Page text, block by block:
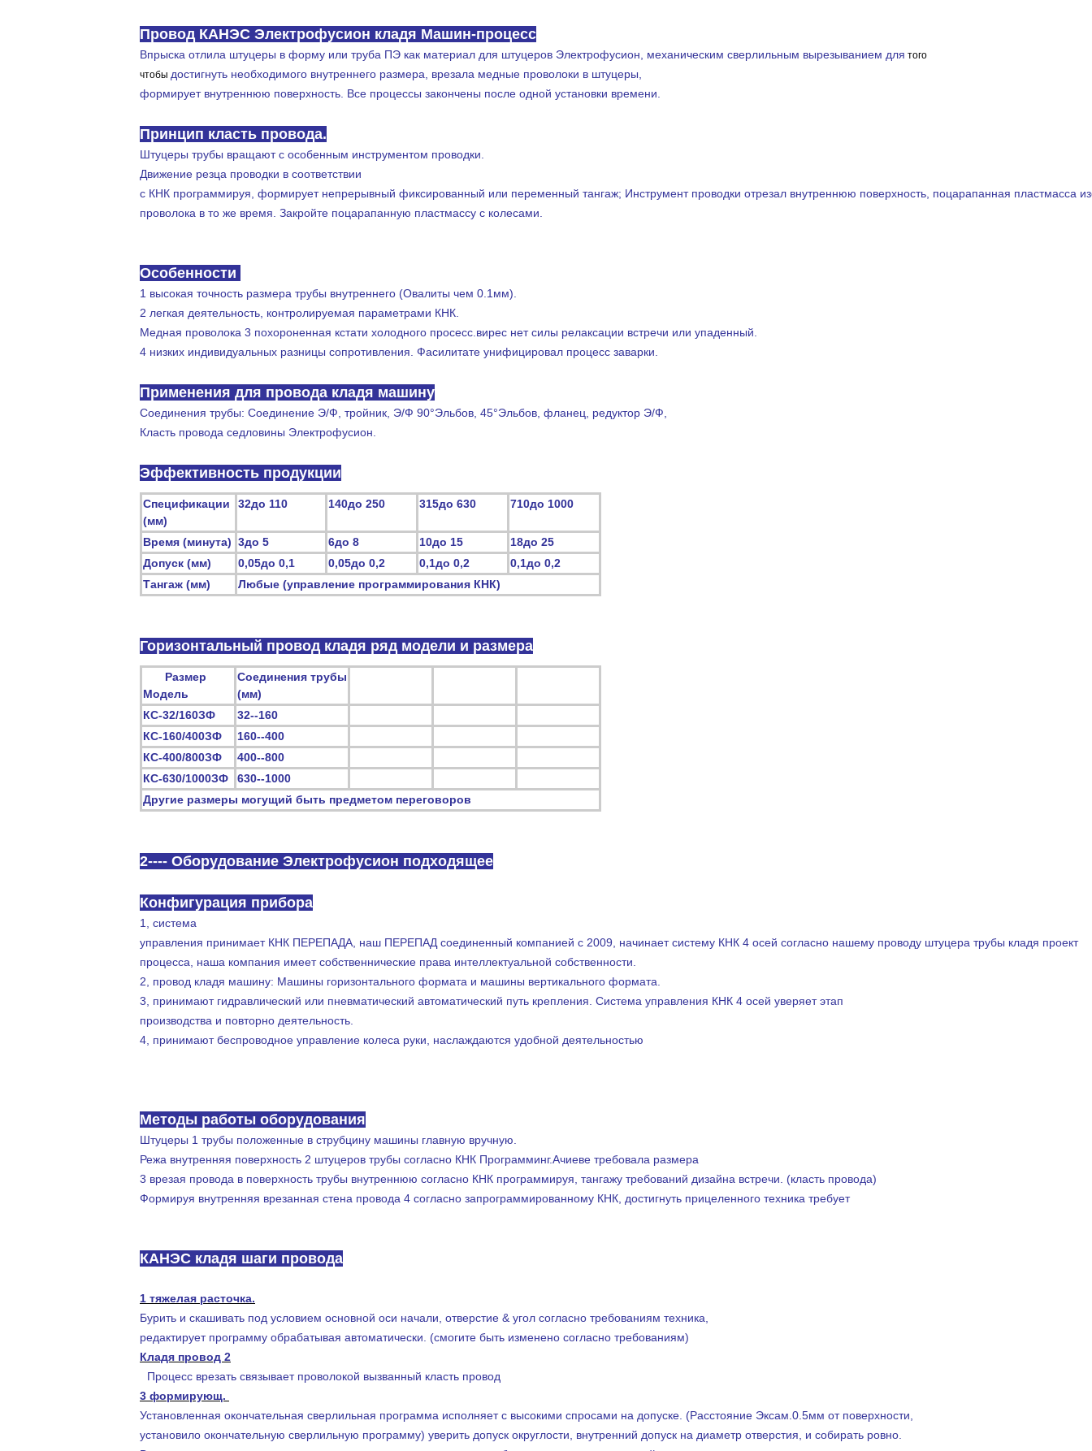
Провод КАНЭС Электрофусион кладя Машин-процесс
Впрыска отлила штуцеры в форму или труба ПЭ как материал для штуцеров Электрофусион, механическим сверлильным вырезыванием для того
чтобы достигнуть необходимого внутреннего размера, врезала медные проволоки в штуцеры,
формирует внутреннюю поверхность. Все процессы закончены после одной установки времени.
Принцип класть провода.
Штуцеры трубы вращают с особенным инструментом проводки.
Движение резца проводки в соответствии
с КНК программируя, формирует непрерывный фиксированный или переменный тангаж; Инструмент проводки отрезал внутреннюю поверхность, поцарапанная пластмасса
проволока в то же время. Закройте поцарапанную пластмассу с колесами.
Особенности
1 высокая точность размера трубы внутреннего (Овалиты чем 0.1мм).
2 легкая деятельность, контролируемая параметрами КНК.
Медная проволока 3 похороненная кстати холодного просесс.вирес нет силы релаксации встречи или упаденный.
4 низких индивидуальных разницы сопротивления. Фасилитате унифицировал процесс заварки.
Применения для провода кладя машину
Соединения трубы: Соединение Э/Ф, тройник, Э/Ф 90°Эльбов, 45°Эльбов, фланец, редуктор Э/Ф,
Класть провода седловины Электрофусион.
Эффективность продукции
Спецификации
(мм)
32до 110 140до 250 315до 630 710до 1000
Время (минута) 3до 5 6до 8 10до 15
18до 25
Допуск (мм) 0,05до 0,1 0,05до 0,2 0,1до 0,2
0,1до 0,2
Тангаж (мм) Любые (управление программирования КНК)
Горизонтальный провод кладя ряд модели и размера
Размер
Модель
Соединения трубы
(мм)
КС-32/160ЗФ
32--160
КС-160/400ЗФ
160--400
КС-400/800ЗФ
400--800
КС-630/1000ЗФ
630--1000
Другие размеры могущий быть предметом переговоров
2---- Оборудование Электрофусион подходящее
Конфигурация прибора
1, система
управления принимает КНК ПЕРЕПАДА, наш ПЕРЕПАД соединенный компанией с 2009, начинает систему КНК 4 осей согласно нашему проводу штуцера трубы кладя проект
процесса, наша компания имеет собственнические права интеллектуальной собственности.
2, провод кладя машину: Машины горизонтального формата и машины вертикального формата.
3, принимают гидравлический или пневматический автоматический путь крепления. Система управления КНК 4 осей уверяет этап
производства и повторно деятельность.
4, принимают беспроводное управление колеса руки, наслаждаются удобной деятельностью
Методы работы оборудования
Штуцеры 1 трубы положенные в струбцину машины главную вручную.
Режа внутренняя поверхность 2 штуцеров трубы согласно КНК Программинг.Ачиеве требовала размера
3 врезая провода в поверхность трубы внутреннюю согласно КНК программируя, тангажу требований дизайна встречи. (класть провода)
Формируя внутренняя врезанная стена провода 4 согласно запрограммированному КНК, достигнуть прицеленного техника требует
КАНЭС кладя шаги провода
1 тяжелая расточка.
Бурить и скашивать под условием основной оси начали, отверстие & угол согласно требованиям техника,
редактирует программу обрабатывая автоматически. (смогите быть изменено согласно требованиям)
Кладя провод 2
Процесс врезать связывает проволокой вызванный класть провод
3 формирующ.
Установленная окончательная сверлильная программа исполняет с высокими спросами на допуске. (Расстояние Эксам.0.5мм от поверхности,
установило окончательную сверлильную программу) уверить допуск округлости, внутренний допуск на диаметр отверстия, и собирать ровно.